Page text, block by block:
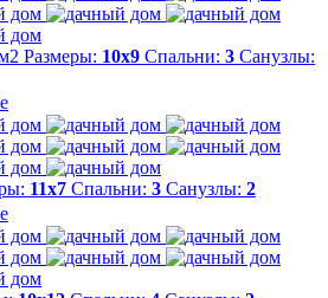
Размеры: 10х9 Спальни: 3 Санузлы:
11х7 Спальни: 3 Санузлы: 2